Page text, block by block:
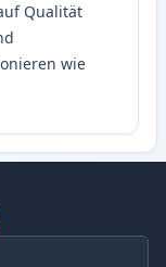
Qualität
wie